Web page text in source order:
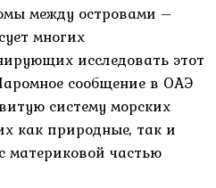
между островами –
многих
исследовать этот
сообщение в ОАЭ
систему морских
как природные, так и
материковой частью